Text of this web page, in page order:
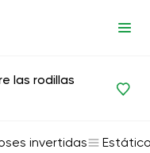
las rodillas
invertidas